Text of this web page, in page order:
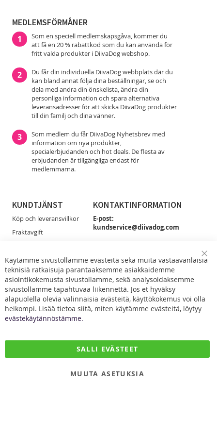
MEDLEMSFÖRMÅNER
1
Som en speciell medlemskapsgåva, kommer du
att få en 20 % rabattkod som du kan använda för
fritt valda produkter i DiivaDog webshop.
2
Du får din individuella DiivaDog webbplats där du
kan bland annat följa dina beställningar, se och
dela med andra din önskelista, ändra din
personliga information och spara alternativa
leveransadresser för att skicka DiivaDog produkter
till din familj och dina vänner.
3
Som medlem du får DiivaDog Nyhetsbrev med
information om nya produkter,
specialerbjudanden och hot deals. De flesta av
erbjudanden är tillgängliga endast för
medlemmarna.
KUNDTJÄNST
Köp och leveransvillkor
Fraktavgift
Dataskydd
Kontakta oss
KONTAKTINFORMATION
E-post:
kundservice@diivadog.com
Facebook
DiivaDog & Co.
Kirjurintie 16
Finland
Käytämme sivustollamme evästeitä sekä muita vastaavanlaisia
teknisiä ratkaisuja parantaaksemme asiakkaidemme
asiointikokemusta sivustollamme, sekä analysoidaksemme
sivustollamme tapahtuvaa liikennettä. Jos et hyväksy
alapuolella olevia valinnaisia evästeitä, käyttökokemus voi olla
heikompi. Lisää tietoa siitä, miten käytämme evästeitä, löytyy
evästekäytännöstämme.
SALLI EVÄSTEET
MUUTA ASETUKSIA